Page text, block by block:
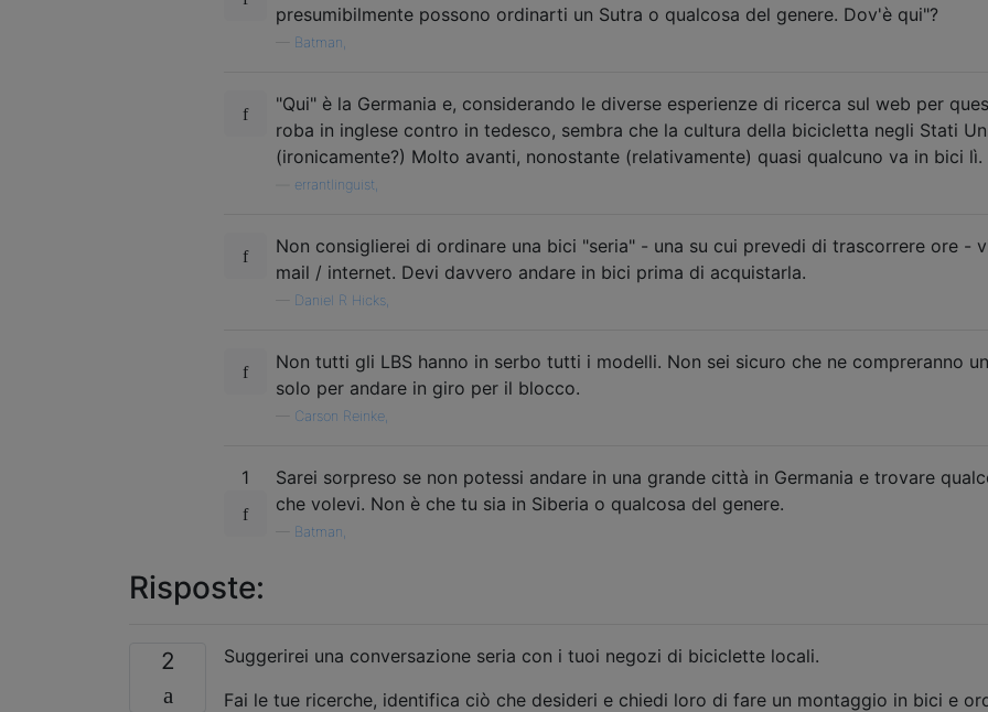
presumibilmente possono ordinarti un Sutra o qualcosa del genere. Dov'è qui"?
Batman,
"Qui" è la Germania e, considerando le diverse esperienze di ricerca sul web per
roba in inglese contro in tedesco, sembra che la cultura della bicicletta negli Stati
(ironicamente?) Molto avanti, nonostante (relativamente) quasi qualcuno va in bici lì.
errantlinguist,
Non consiglierei di ordinare una bici "seria" - una su cui prevedi di trascorrere ore -
mail / internet. Devi davvero andare in bici prima di acquistarla.
Daniel R Hicks,
Non tutti gli LBS hanno in serbo tutti i modelli. Non sei sicuro che ne compreranno
solo per andare in giro per il blocco.
Carson Reinke,
1
Sarei sorpreso se non potessi andare in una grande città in Germania e trovare
che volevi. Non è che tu sia in Siberia o qualcosa del genere.
Batman,
Risposte:
2
Suggerirei una conversazione seria con i tuoi negozi di biciclette locali.
Fai le tue ricerche, identifica ciò che desideri e chiedi loro di fare un montaggio in bici e